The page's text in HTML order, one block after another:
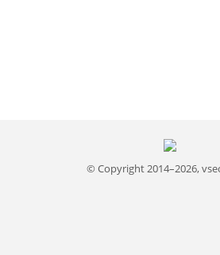
© Copyright 2014–2026,